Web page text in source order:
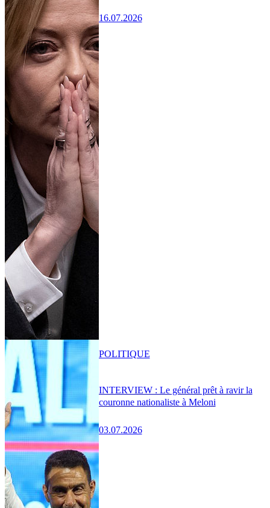
16.07.2026
INTERVIEW : Le général prêt à ravir la
couronne nationaliste à Meloni
03.07.2026
POLITIQUE